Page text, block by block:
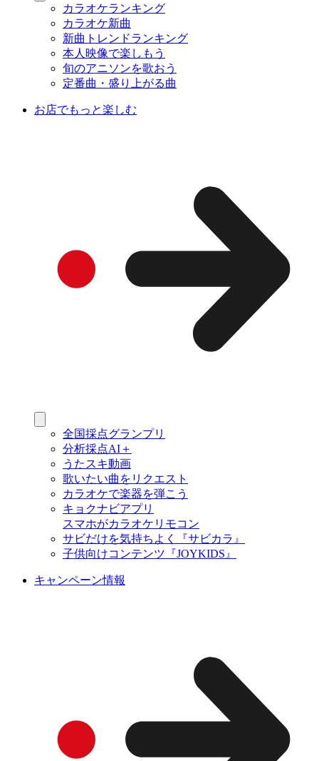
カラオケランキング
カラオケ新曲
新曲トレンドランキング
本人映像で楽しもう
旬のアニソンを歌おう
定番曲・盛り上がる曲
お店でもっと楽しむ
全国採点グランプリ
分析採点AI＋
うたスキ動画
歌いたい曲をリクエスト
カラオケで楽器を弾こう
キョクナビアプリ
スマホがカラオケリモコン
サビだけを気持ちよく『サビカラ』
子供向けコンテンツ『JOYKIDS』
キャンペーン情報